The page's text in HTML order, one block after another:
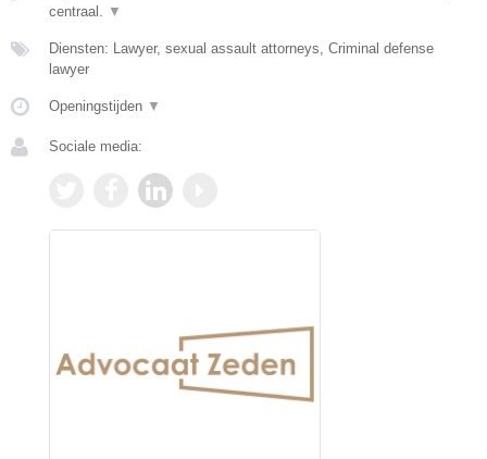
centraal. ▼
Diensten: Lawyer, sexual assault attorneys, Criminal defense
lawyer
Openingstijden ▼
Sociale media: